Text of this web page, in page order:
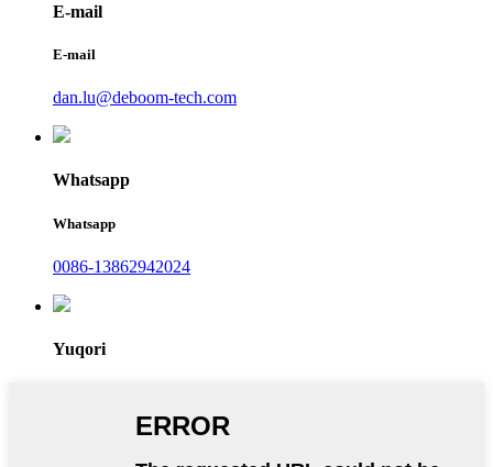
E-mail
E-mail
dan.lu@deboom-tech.com
Whatsapp
Whatsapp
0086-13862942024
Yuqori